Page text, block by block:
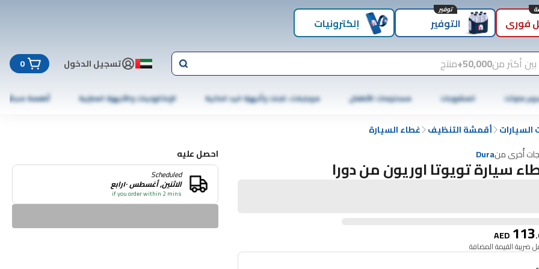
فوري التوفير
توفير
إلكترونيات
أكثر من50,000+ منتج تسجيل الدخول 0
ماركت المشروبات مستلزمات الأطفال موبايلات، تابلت وأجهزة اليد الذكية الإلكترونيات والأجهزة المنزلية أطعمة مجمّدة
أقمشة التنظيف غطاء السيارة
أُخرى منDura
سيارة تويوتا اوريون من دورا
AED 113.
ضريبة القيمة المضافة
احصل عليه
Scheduled
الاثنين, أغسطس ١٠رابع
if you order within 2 mins